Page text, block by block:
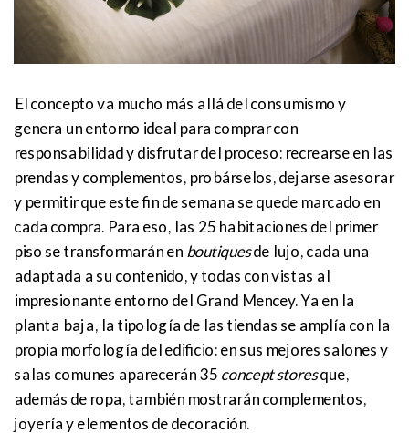
El concepto va mucho más allá del consumismo y
genera un entorno ideal para comprar con
responsabilidad y disfrutar del proceso: recrearse en las
prendas y complementos, probárselos, dejarse asesorar
y permitir que este fin de semana se quede marcado en
cada compra. Para eso, las 25 habitaciones del primer
piso se transformarán en boutiquesde lujo, cada una
adaptada a su contenido, y todas con vistas al
impresionante entorno del Grand Mencey. Ya en la
planta baja, la tipología de las tiendas se amplía con la
propia morfología del edificio: en sus mejores salones y
salas comunes aparecerán 35 concept storesque,
además de ropa, también mostrarán complementos,
joyería y elementos de decoración.